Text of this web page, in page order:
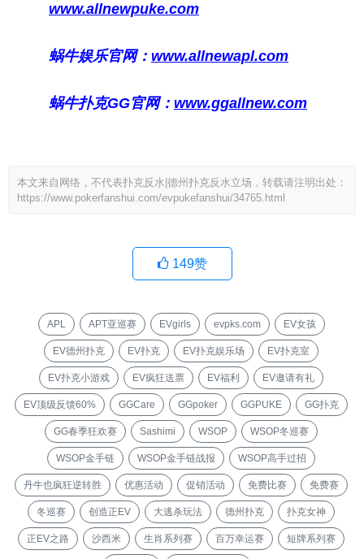
www.allnewpuke.com
蜗牛娱乐官网： www.allnewapl.com
蜗牛扑克GG官网： www.ggallnew.com
本文来自网络，不代表扑克反水|德州扑克反水立场，转载请注明出处：
https://www.pokerfanshui.com/evpukefanshui/34765.html
149赞
APL APT亚巡赛 EVgirls evpks.com EV女孩
EV德州扑克 EV扑克 EV扑克娱乐场 EV扑克室
EV扑克小游戏 EV疯狂送票 EV福利 EV邀请有礼
EV顶级反馈60% GGCare GGpoker GGPUKE GG扑克
GG春季狂欢赛 Sashimi WSOP WSOP冬巡赛
WSOP金手链 WSOP金手链战报 WSOP高手过招
丹牛也疯狂逆转胜 优惠活动 促销活动 免费比赛 免费赛
冬巡赛 创造正EV 大逃杀玩法 德州扑克 扑克女神
正EV之路 沙西米 生肖系列赛 百万幸运赛 短牌系列赛